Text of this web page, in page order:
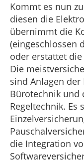
Kommt es nun
diesen die
übernimmt die
(eingeschlossen
oder erstattet
Die
sind Anlagen
Bürotechnik und
Regeltechnik. Es
die Integration